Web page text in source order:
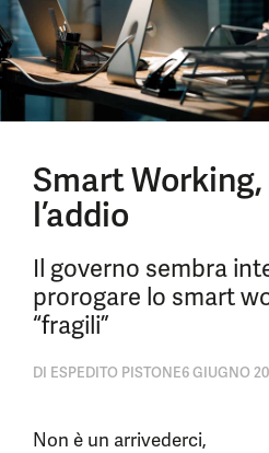
Smart
l’addio
Il governo sembra
prorogare lo smart
“fragili”
DI ESPEDITO PISTONE6 GIUGNO
Non è un arrivederci,